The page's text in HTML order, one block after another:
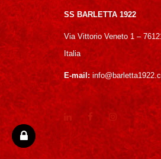
SS BARLETTA 1922
Via Vittorio Veneto 1 –
Italia
E-mail: